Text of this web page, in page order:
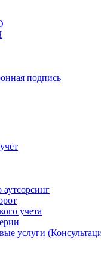
подпись
аутсорсинг
учета
услуги